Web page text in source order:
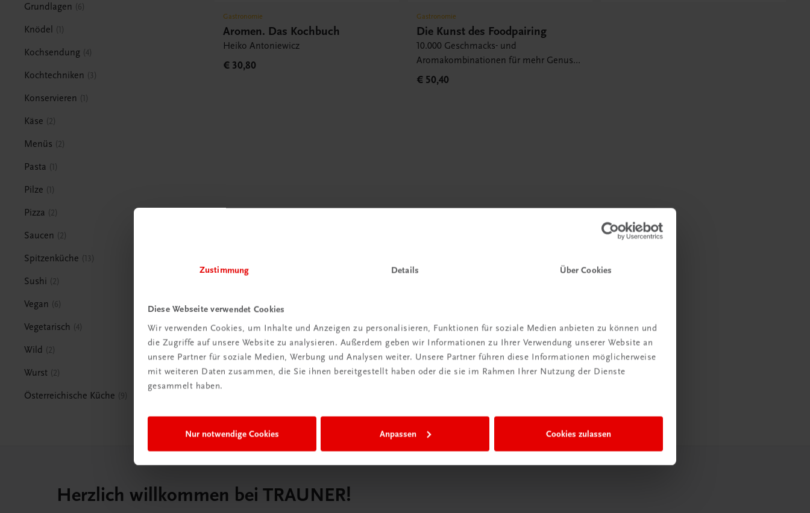
Zustimmung Details Über Cookies
Diese Webseite verwendet Cookies
Wir verwenden Cookies, um Inhalte und Anzeigen zu personalisieren, Funktionen für soziale Medien anbieten zu können und
die Zugriffe auf unsere Website zu analysieren. Außerdem geben wir Informationen zu Ihrer Verwendung unserer Website an
unsere Partner für soziale Medien, Werbung und Analysen weiter. Unsere Partner führen diese Informationen möglicherweise
mit weiteren Daten zusammen, die Sie ihnen bereitgestellt haben oder die sie im Rahmen Ihrer Nutzung der Dienste
gesammelt haben.
Nur notwendige Cookies Anpassen Cookies zulassen
Grundlagen 6
Knödel 1
Kochsendung 4
Kochtechniken 3
Konservieren 1
Käse 2
Menüs 2
Pasta 1
Pilze 1
Pizza 2
Saucen 2
Spitzenküche 13
Sushi 2
Vegan 6
Vegetarisch 4
Wild 2
Wurst 2
Österreichische Küche 9
Gastronomie
Aromen. Das Kochbuch
Heiko Antoniewicz
€ 30,80
Gastronomie
Die Kunst des Foodpairing
10.000 Geschmacks- und
Aromakombinationen für mehr Genuss
in der Küche
€ 50,40
Herzlich willkommen bei TRAUNER!